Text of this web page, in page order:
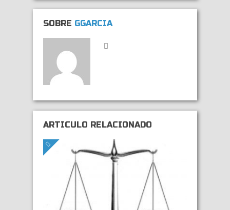
SOBRE GGARCIA
ARTÍCULO RELACIONADO